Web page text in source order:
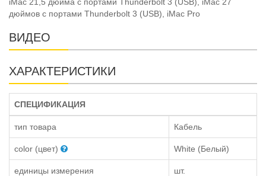
дюймов с портами Thunderbolt 3 (USB), iMac Pro
ВИДЕО
ХАРАКТЕРИСТИКИ
СПЕЦИФИКАЦИЯ
тип товара Кабель
color (цвет) White (Белый)
единицы измерения шт.